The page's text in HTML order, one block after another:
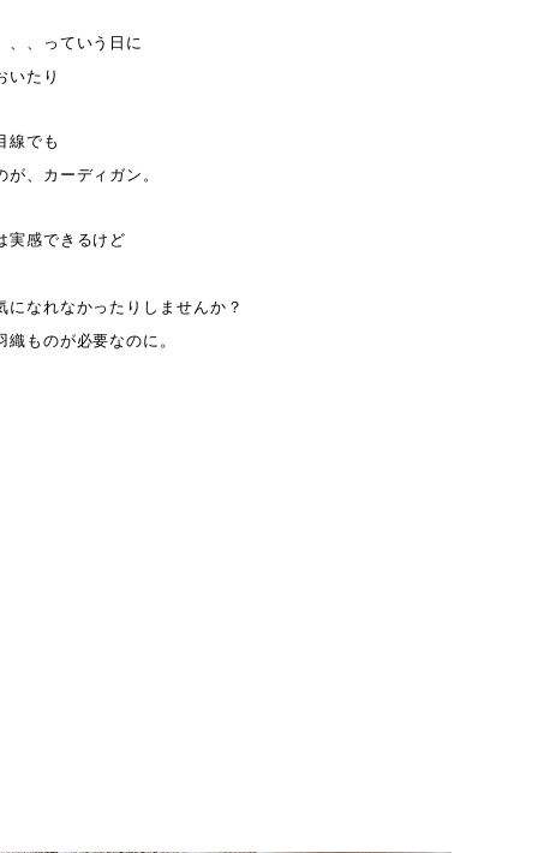
、、っていう日に
いたり
線でも
、カーディガン。
実感できるけど
になれなかったりしませんか？
ものが必要なのに。